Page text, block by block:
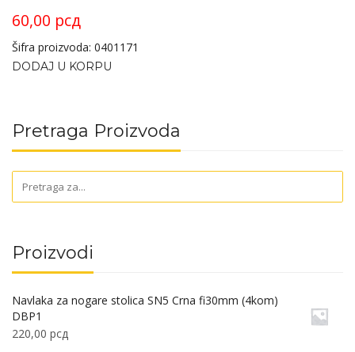
60,00 рсд
Šifra proizvoda: 0401171
DODAJ U KORPU
Pretraga Proizvoda
Proizvodi
Navlaka za nogare stolica SN5 Crna fi30mm (4kom)
DBP1
220,00 рсд